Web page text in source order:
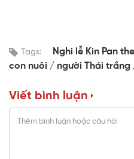
Tags: Nghi lễ Kin Pan
con nuôi
người Thái trắng
Viết bình luận